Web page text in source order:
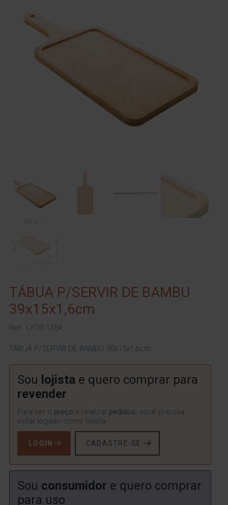
TÁBUA P/SERVIR DE BAMBU
39x15x1,6cm
Ref.: LYOR-1354
TÁBUA P/SERVIR DE BAMBU 39x15x1,6cm
Sou lojista e quero comprar para
revender
Para ver o preço e realizar pedidos, você precisa
estar logado como lojista.
LOGIN CADASTRE-SE
Sou consumidor e quero comprar
para uso